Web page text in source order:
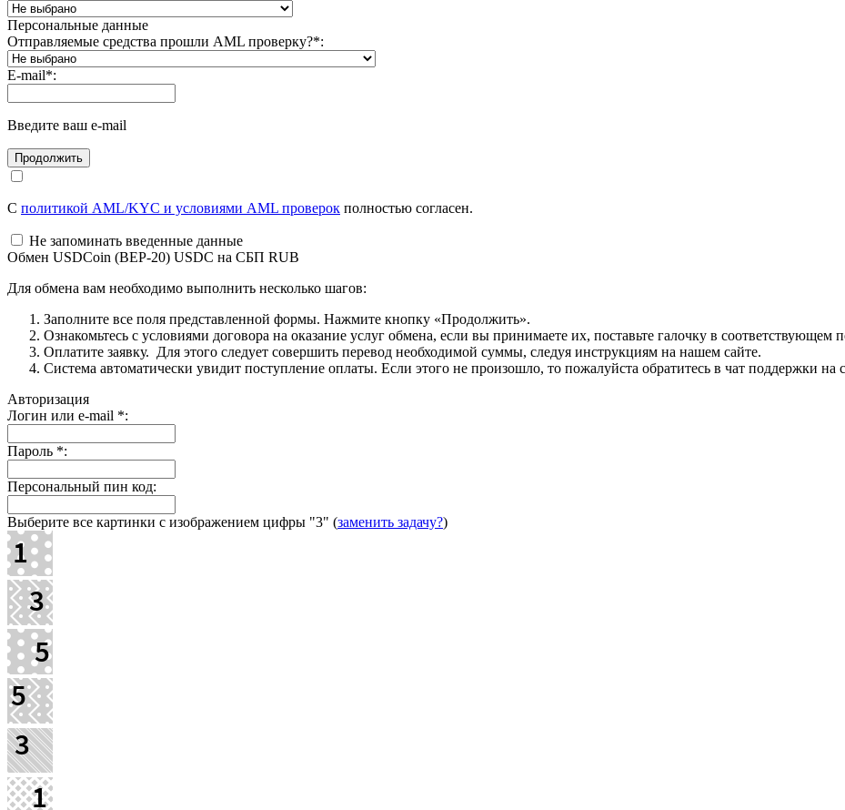
Персональные данные
Отправляемые средства прошли AML проверку?*:
E-mail*:
Введите ваш e-mail
С политикой AML/KYC и условиями AML проверок полностью согласен.
Не запоминать введенные данные
Обмен USDCoin (BEP-20) USDC на СБП RUB
Для обмена вам необходимо выполнить несколько шагов:
Заполните все поля представленной формы. Нажмите кнопку «Продолжить».
Ознакомьтесь с условиями договора на оказание услуг обмена, если вы принимаете их, поставьте галочку в соответствующем
Оплатите заявку. Для этого следует совершить перевод необходимой суммы, следуя инструкциям на нашем сайте.
Система автоматически увидит поступление оплаты. Если этого не произошло, то пожалуйста обратитесь в чат поддержки на
Авторизация
Логин или e-mail *:
Пароль *:
Персональный пин код:
Выберите все картинки с изображением цифры "3" (заменить задачу?)